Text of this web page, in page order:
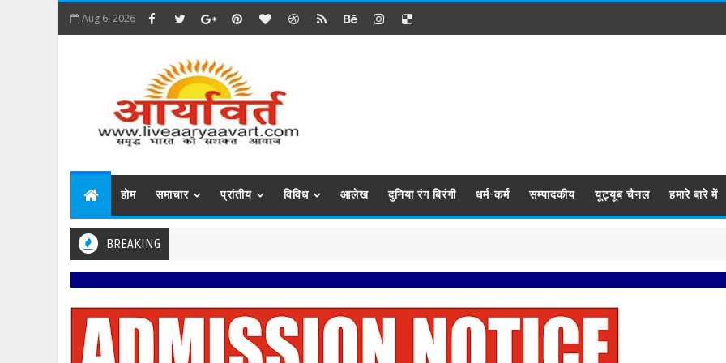
Aug 6, 2026
होम समाचार प्रांतीय विविध आलेख दुनिया रंग बिरंगी धर्म-कर्म सम्पादकीय यूट्यूब चैनल हमारे बारे में
BREAKING
प्रबिसि